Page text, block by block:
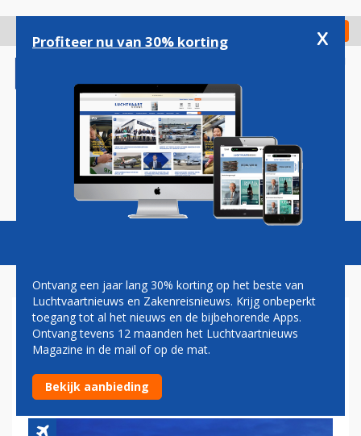
gaan
Check in
Magazine Podcasts Vacatures
KWARTAALVERLIES IAG
LOOPT OP TOT BIJNA 1,8
MILJARD EURO
Profiteer nu van 30% korting x
Ontvang een jaar lang 30% korting op het beste van
Luchtvaartnieuws en Zakenreisnieuws. Krijg onbeperkt
toegang tot al het nieuws en de bijbehorende Apps.
Ontvang tevens 12 maanden het Luchtvaartnieuws
Magazine in de mail of op de mat.
Bekijk aanbieding